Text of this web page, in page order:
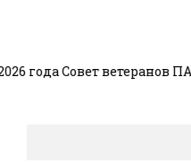
Совет ветеранов ПАО